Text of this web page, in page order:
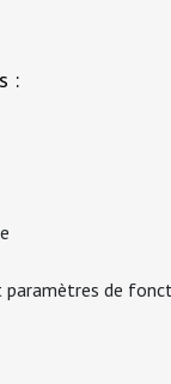
:
paramètres de